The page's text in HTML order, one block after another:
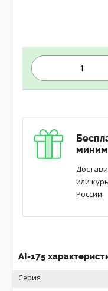
или
России.
AI-175
Серия